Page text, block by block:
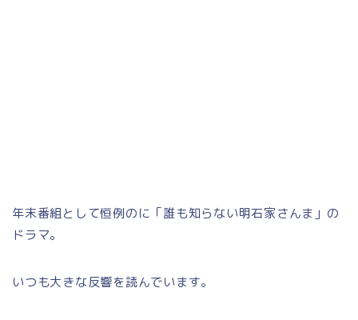
年末番組として恒例のに「誰も知らない明石家さんま」の
ドラマ。
いつも大きな反響を読んでいます。